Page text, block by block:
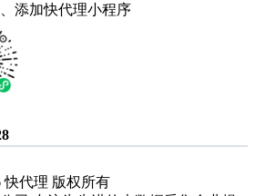
添加快代理小程序
快代理 版权所有